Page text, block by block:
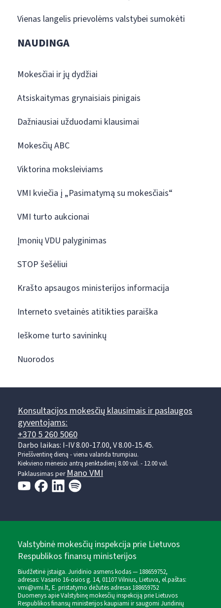
Vienas langelis prievolėms valstybei sumokėti
NAUDINGA
Mokesčiai ir jų dydžiai
Atsiskaitymas grynaisiais pinigais
Dažniausiai užduodami klausimai
Mokesčių ABC
Viktorina moksleiviams
VMI kviečia į „Pasimatymą su mokesčiais“
VMI turto aukcionai
Įmonių VDU palyginimas
STOP šešėliui
Krašto apsaugos ministerijos informacija
Interneto svetainės atitikties paraiška
Ieškome turto savininkų
Nuorodos
Konsultacijos mokesčių klausimais ir paslaugos
gyventojams:
+370 5 260 5060
Darbo laikas: I-IV 8.00-17.00, V 8.00-15.45.
Prieššventinę dieną - viena valanda trumpiau.
Kiekvieno mėnesio antrą penktadienį 8.00 val. - 12.00 val.
Paklausimas perMano VMI
Valstybinė mokesčių inspekcija prie Lietuvos
Respublikos finansų ministerijos
Biudžetinė įstaiga. Juridinio asmens kodas — 188659752,
adresas: Vasario 16-osios g. 14, 01107 Vilnius, Lietuva, el.paštas:
vmi@vmi.lt, E. pristatymo dėžutės adresas 188659752
Duomenys apie Valstybinę mokesčių inspekciją prie Lietuvos
Respublikos finansų ministerijos kaupiami ir saugomi Juridinių